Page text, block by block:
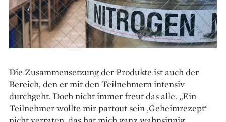
Die Zusammensetzung der Produkte ist auch der
Bereich, den er mit den Teilnehmern intensiv
durchgeht. Doch nicht immer freut das alle. „Ein
Teilnehmer wollte mir ­partout sein ‚Geheimrezept‘